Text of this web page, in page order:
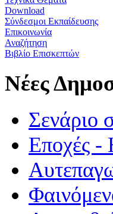
Download
Σύνδεσμοι Εκπαίδευσης
Επικοινωνία
Αναζήτηση
Βιβλίο Επισκεπτών
Νέες
Σενάριο
Εποχές